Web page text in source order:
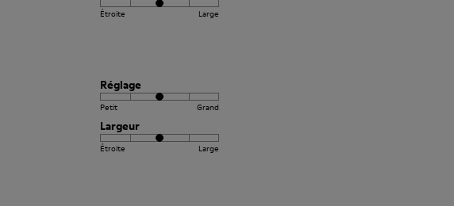
Étroite Large
Réglage
Petit Grand
Largeur
Étroite Large